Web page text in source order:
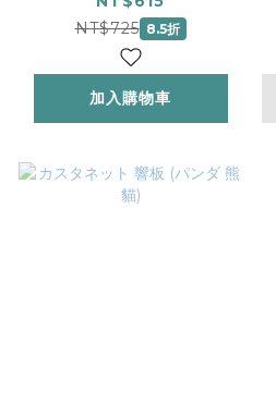
NT$725 8.5折
加入購物車